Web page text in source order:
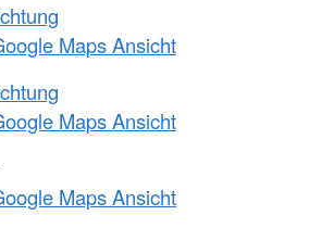
Maps Ansicht
Maps Ansicht
Maps Ansicht